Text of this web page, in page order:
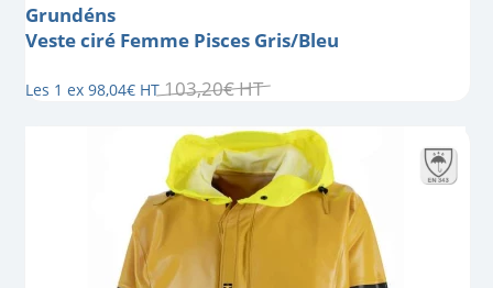
Grundéns
Veste ciré Femme Pisces Gris/Bleu
Les 1 ex 98,04€ HT 103,20€HT